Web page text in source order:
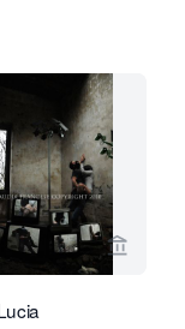
André Simoens